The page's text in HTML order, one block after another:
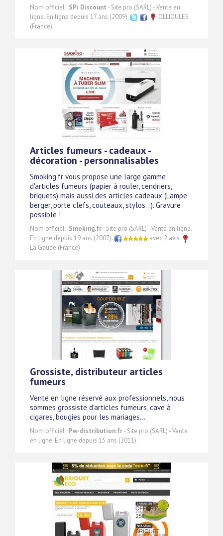
Nom officiel : SPi Discount - Site pro (SARL) - Vente en
ligne. En ligne depuis 17 ans (2009).
OLLIOULES
(France)
Articles fumeurs - cadeaux -
décoration - personnalisables
Smoking.fr vous propose une large gamme
d'articles fumeurs (papier à rouler, cendriers,
briquets) mais aussi des articles cadeaux (Lampe
berger, porte clefs, couteaux, stylos...). Gravure
possible !
Nom officiel : Smoking.fr- Site pro (SARL) - Vente en ligne.
En ligne depuis 19 ans (2007).
avec 2 avis
La Gaude (France)
Grossiste, distributeur articles
fumeurs
Vente en ligne réservé aux professionnels, nous
sommes grossiste d'articles fumeurs, cave à
cigares, bougies pour les mariages...
Nom officiel : Pw-distribution.fr- Site pro (SARL) - Vente
en ligne. En ligne depuis 15 ans (2011).